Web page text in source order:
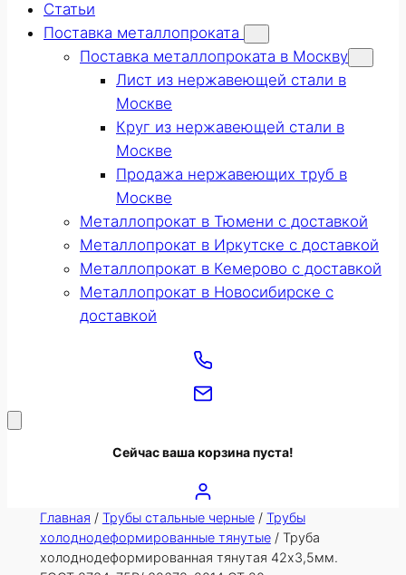
Статьи
Поставка металлопроката
Поставка металлопроката в Москву
Лист из нержавеющей стали в
Москве
Круг из нержавеющей стали в
Москве
Продажа нержавеющих труб в
Москве
Металлопрокат в Тюмени с доставкой
Металлопрокат в Иркутске с доставкой
Металлопрокат в Кемерово с доставкой
Металлопрокат в Новосибирске с
доставкой
Сейчас ваша корзина пуста!
Главная / Трубы стальные черные/ Трубы
холоднодеформированные тянутые/ Труба
холоднодеформированная тянутая 42х3,5мм.